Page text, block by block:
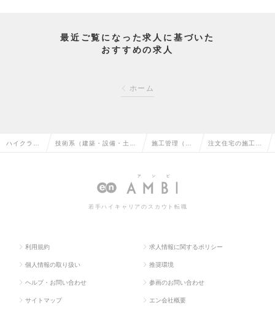
最近ご覧になった求人に基づいた
おすすめの求人
ホーム
ハイクラス 技術系（建築・設備・土 施工管理（建 注文住宅の施工管
若手ハイキャリアのスカウト転職
利用規約 求人情報に関するポリシー
個人情報の取り扱い 推奨環境
ヘルプ・お問い合わせ 参画のお問い合わせ
サイトマップ エン会社概要